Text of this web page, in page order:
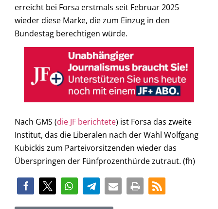
erreicht bei Forsa erstmals seit Februar 2025
wieder diese Marke, die zum Einzug in den
Bundestag berechtigen würde.
Nach GMS (die JF berichtete) ist Forsa das zweite
Institut, das die Liberalen nach der Wahl Wolfgang
Kubickis zum Parteivorsitzenden wieder das
Überspringen der Fünfprozenthürde zutraut. (fh)